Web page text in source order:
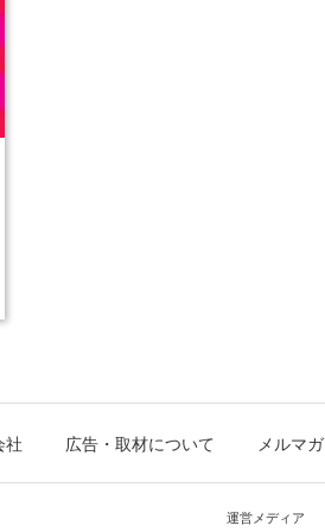
社 広告・取材について メルマガ
運営メディア